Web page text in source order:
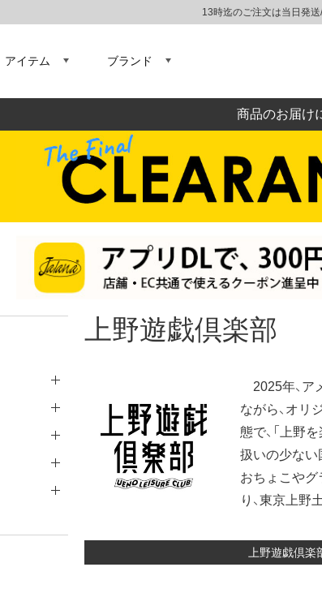
13時迄のご注文は当日発
アイテム ブランド
商品のお届け
上野遊戯倶楽部
2025年、ア
ながら、オリ
態で、「上野
扱いの少ない
おちょこやグ
り、東京上野
上野遊戯倶楽